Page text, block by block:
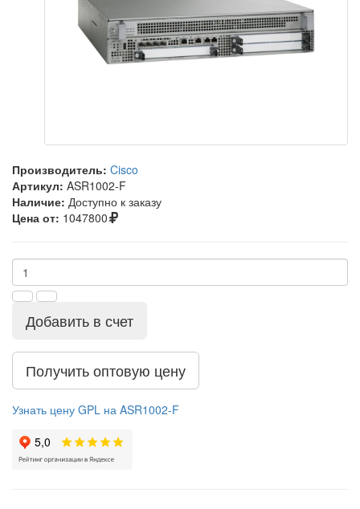
Производитель: Cisco
Артикул: ASR1002-F
Наличие: Доступно к заказу
Цена от: 1047800
Добавить в счет
Получить оптовую цену
Узнать цену GPL на ASR1002-F